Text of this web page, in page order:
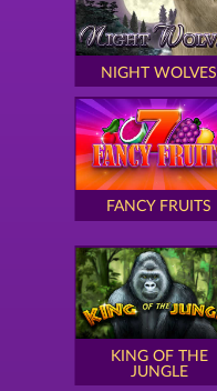
NIGHT WOLVES
FANCY FRUITS
KING OF THE
JUNGLE